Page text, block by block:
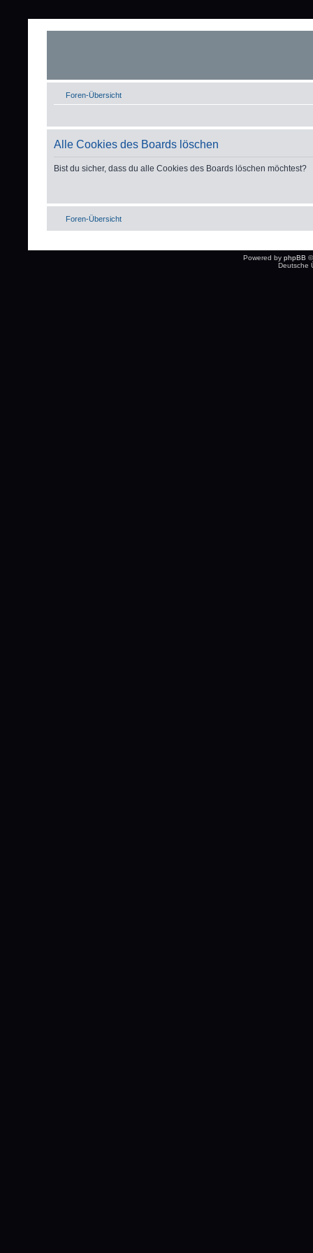
Foren-Übersicht
Alle Cookies des Boards löschen
Bist du sicher, dass du alle Cookies des Boards löschen möchtest?
Foren-Übersicht
Powered by phpBB
Deutsche